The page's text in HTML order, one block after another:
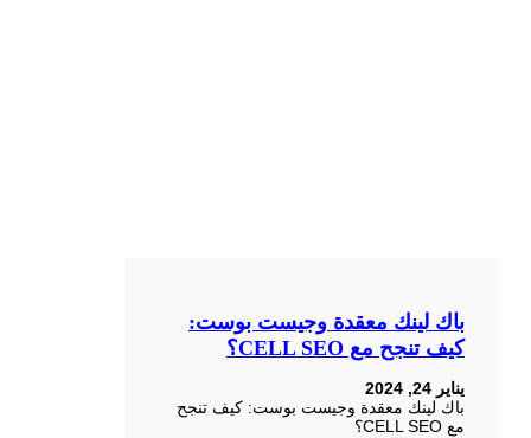
باك لينك معقدة وجيست بوست:
كيف تنجح مع CELL SEO؟
يناير 24, 2024
باك لينك معقدة وجيست بوست: كيف تنجح
مع CELL SEO؟